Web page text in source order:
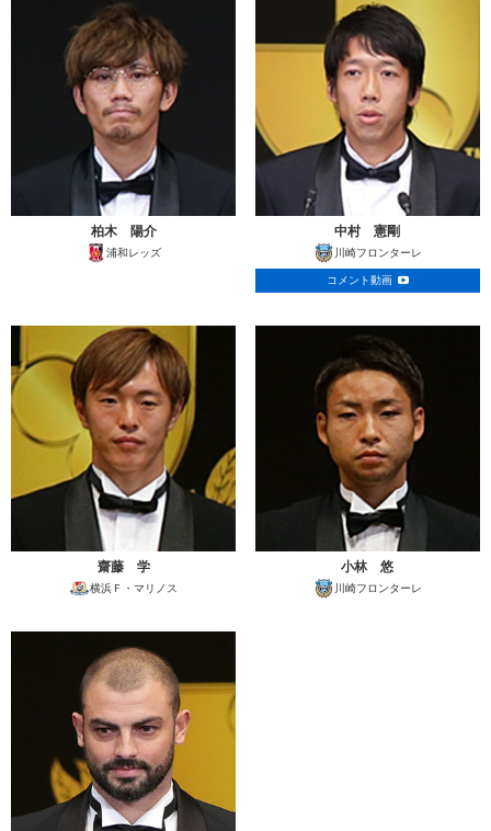
柏木 陽介
浦和レッズ
中村 憲剛
川崎フロンターレ
コメント動画
齋藤 学
横浜Ｆ・マリノス
小林 悠
川崎フロンターレ